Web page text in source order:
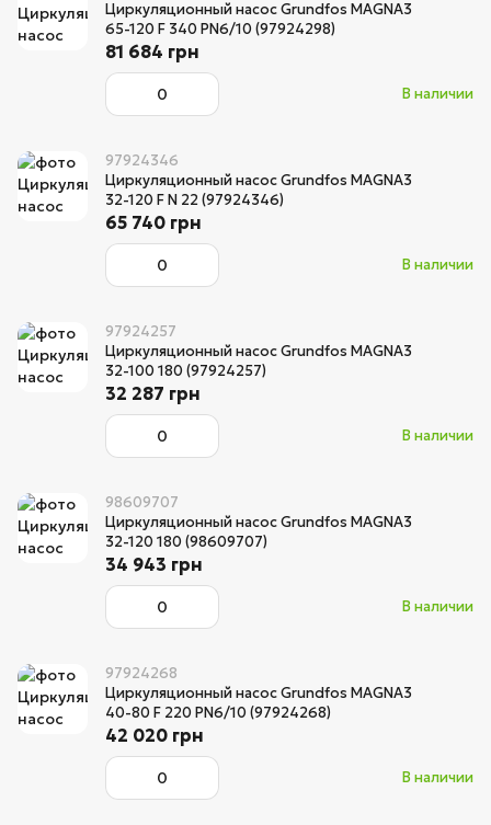
Циркуляционный насос Grundfos MAGNA3
65-120 F 340 PN6/10 (97924298)
В наличии
81 684 грн
97924346
Циркуляционный насос Grundfos MAGNA3
32-120 F N 22 (97924346)
В наличии
65 740 грн
97924257
Циркуляционный насос Grundfos MAGNA3
32-100 180 (97924257)
В наличии
32 287 грн
98609707
Циркуляционный насос Grundfos MAGNA3
32-120 180 (98609707)
В наличии
34 943 грн
97924268
Циркуляционный насос Grundfos MAGNA3
40-80 F 220 PN6/10 (97924268)
В наличии
42 020 грн